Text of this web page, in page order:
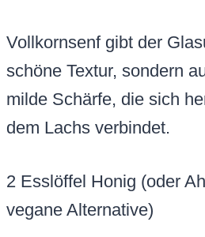
Vollkornsenf gibt der
schöne Textur, sondern
milde Schärfe, die sich
dem Lachs verbindet.
2 Esslöffel Honig (oder
vegane Alternative)